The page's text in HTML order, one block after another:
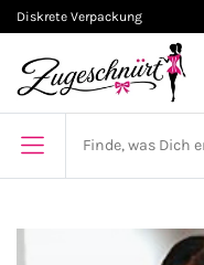
Diskrete Verpackung